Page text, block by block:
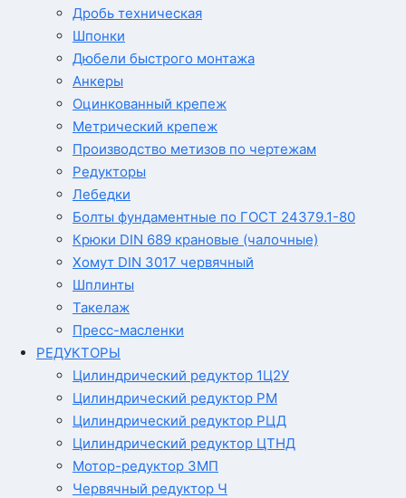
Дробь техническая
Шпонки
Дюбели быстрого монтажа
Анкеры
Оцинкованный крепеж
Метрический крепеж
Производство метизов по чертежам
Редукторы
Лебедки
Болты фундаментные по ГОСТ 24379.1-80
Крюки DIN 689 крановые (чалочные)
Хомут DIN 3017 червячный
Шплинты
Такелаж
Пресс-масленки
РЕДУКТОРЫ
Цилиндрический редуктор 1Ц2У
Цилиндрический редуктор РМ
Цилиндрический редуктор РЦД
Цилиндрический редуктор ЦТНД
Мотор-редуктор 3МП
Червячный редуктор Ч